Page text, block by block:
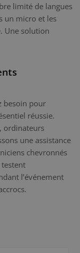
limité de langues
un micro et les
Une solution
besoin pour
réussie.
ordinateurs
une assistance
chevronnés
l’événement